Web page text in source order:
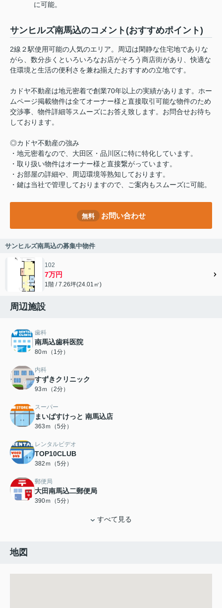
に可能。
サンヒルズ南馬込のコメント(おすすめポイント)
2線２駅使用可能の人気のエリア。周辺は閑静な住宅地でありな
がら、数分歩くといろいろなお店がそろう商店街があり、快適な
住環境と生活の便利さを兼ね揃えたおすすめの立地です。
カドヤ不動産は地元密着で創業70年以上の実績があります。ホー
ムページ掲載物件は全てオーナー様と直接取引可能な物件のため
交渉事、物件詳細等スムーズにお答え致します。お問合せお待ち
しております。
◎カドヤ不動産の強み
・地元密着なので、大田区・品川区に特に特化しています。
・取り扱い物件はオーナー様と直接繋がっています。
・お部屋の詳細や、周辺環境等熟知しております。
・鍵は当社で管理しておりますので、ご案内もスムーズに可能。
無料 お問い合わせ
サンヒルズ南馬込の募集中物件
102
7万円
1階 / 7.26坪(24.01㎡)
周辺施設
歯科
南馬込歯科医院
80ｍ（1分）
内科
すずきクリニック
93ｍ（2分）
スーパー
まいばすけっと 南馬込店
363ｍ（5分）
レンタルビデオ
TOP10CLUB
382ｍ（5分）
郵便局
大田南馬込二郵便局
390ｍ（5分）
すべて見る
地図